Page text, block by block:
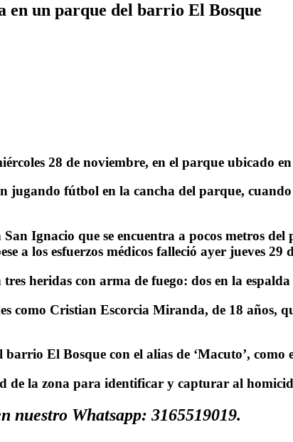
en un parque del barrio El Bosque
28 de noviembre, en el parque ubicado
jugando fútbol en la cancha del parque,
Ignacio que se encuentra a pocos metros
a los esfuerzos médicos falleció ayer jueves 29
heridas con arma de fuego: dos en la
como Cristian Escorcia Miranda, de 18 años,
El Bosque con el alias de ‘Macuto’,
de la zona para identificar y capturar al
nuestro Whatsapp: 3165519019.